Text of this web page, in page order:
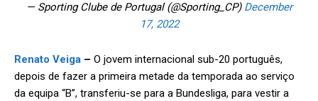
— Sporting Clube de Portugal (@Sporting_CP) December
17, 2022
Renato Veiga – O jovem internacional sub-20 português,
depois de fazer a primeira metade da temporada ao serviço
da equipa “B”, transferiu-se para a Bundesliga, para vestir a